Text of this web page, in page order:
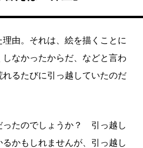
由。それは、絵を描くことに
なかったからだ、などと言わ
るたびに引っ越していたのだ
ったのでしょうか？ 引っ越し
かもしれませんが、引っ越し